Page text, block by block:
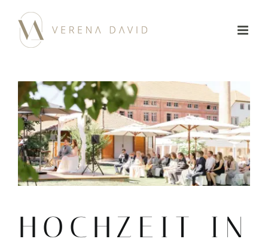
Inhalt
springen
HOCHZEIT IN